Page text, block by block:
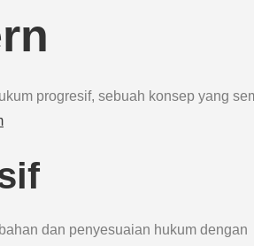
progresif, sebuah konsep yang
dan penyesuaian hukum dengan